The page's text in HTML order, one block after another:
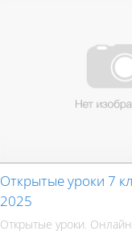
Открытые уроки 7
2025
Открытые уроки. Онлайн